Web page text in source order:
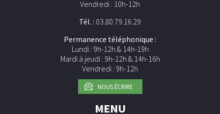
Vendredi : 10h-12h
Tél. : 03.80.79.16.29
Permanence téléphonique :
Lundi : 9h-12h & 14h-19h
Mardi à jeudi : 9h-12h & 14h-16h
Vendredi : 9h-12h
NOUS ÉCRIRE
MENU